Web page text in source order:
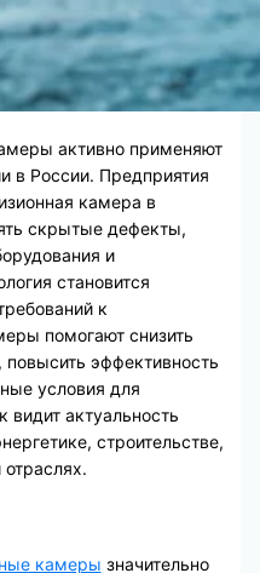
активно применяют
в России. Предприятия
камера в
скрытые дефекты,
и
становится
к
помогают снизить
эффективность
условия для
видит актуальность
строительстве,
отраслях.
камеры значительно